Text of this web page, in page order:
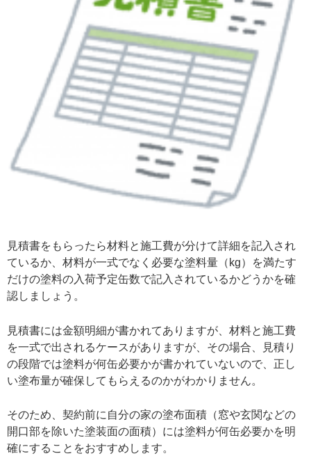
見積書をもらったら材料と施工費が分けて詳細を記入され
ているか、材料が一式でなく必要な塗料量（kg）を満たす
だけの塗料の入荷予定缶数で記入されているかどうかを確
認しましょう。
見積書には金額明細が書かれてありますが、材料と施工費
を一式で出されるケースがありますが、その場合、見積り
の段階では塗料が何缶必要かが書かれていないので、正し
い塗布量が確保してもらえるのかがわかりません。
そのため、契約前に自分の家の塗布面積（窓や玄関などの
開口部を除いた塗装面の面積）には塗料が何缶必要かを明
確にすることをおすすめします。